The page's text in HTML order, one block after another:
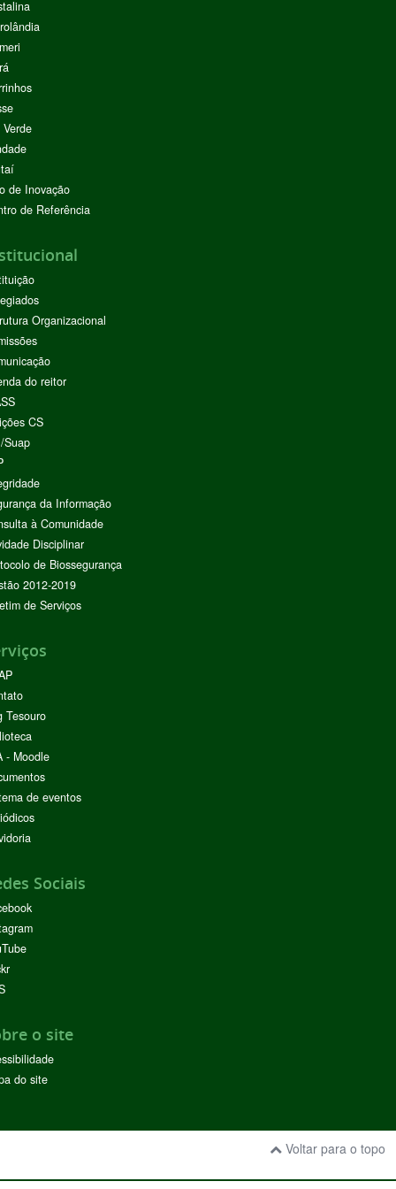
de Inovação
de Referência
Organizacional
do reitor
CS
Suap
da Informação
à Comunidade
Disciplinar
de Biossegurança
2012-2019
de Serviços
Tesouro
- Moodle
de eventos
Sociais
o site
do site
Voltar para o topo